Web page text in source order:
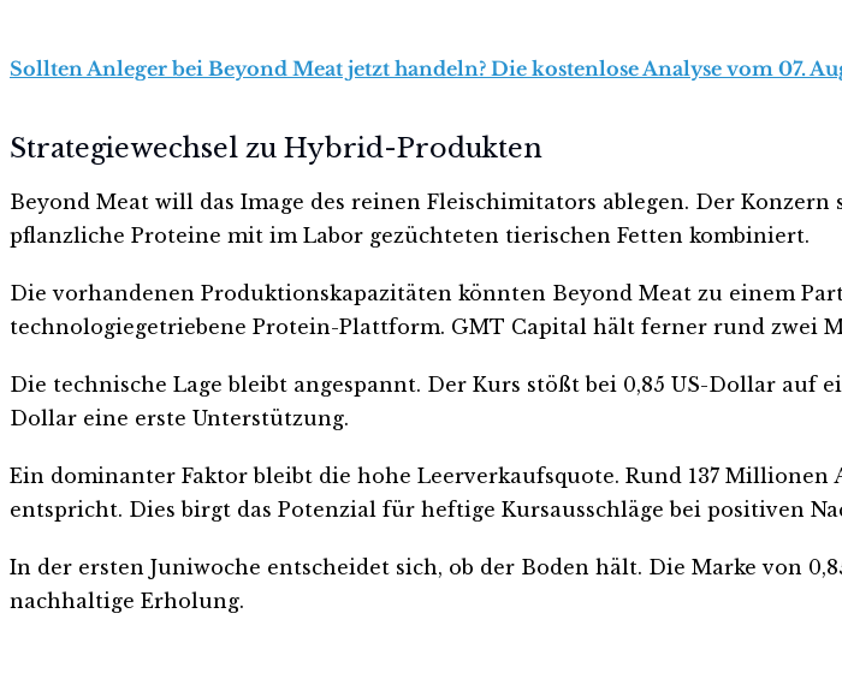
Sollten Anleger bei Beyond Meat jetzt handeln? Die kostenlose Analyse vom 07.
Strategiewechsel zu Hybrid-Produkten
Beyond Meat will das Image des reinen Fleischimitators ablegen. Der
pflanzliche Proteine mit im Labor gezüchteten tierischen Fetten kombiniert.
Die vorhandenen Produktionskapazitäten könnten Beyond Meat zu einem
technologiegetriebene Protein-Plattform. GMT Capital hält ferner rund zwei
Die technische Lage bleibt angespannt. Der Kurs stößt bei 0,85 US-Dollar auf
Dollar eine erste Unterstützung.
Ein dominanter Faktor bleibt die hohe Leerverkaufsquote. Rund 137 Millionen
entspricht. Dies birgt das Potenzial für heftige Kursausschläge bei positiven
In der ersten Juniwoche entscheidet sich, ob der Boden hält. Die Marke von
nachhaltige Erholung.